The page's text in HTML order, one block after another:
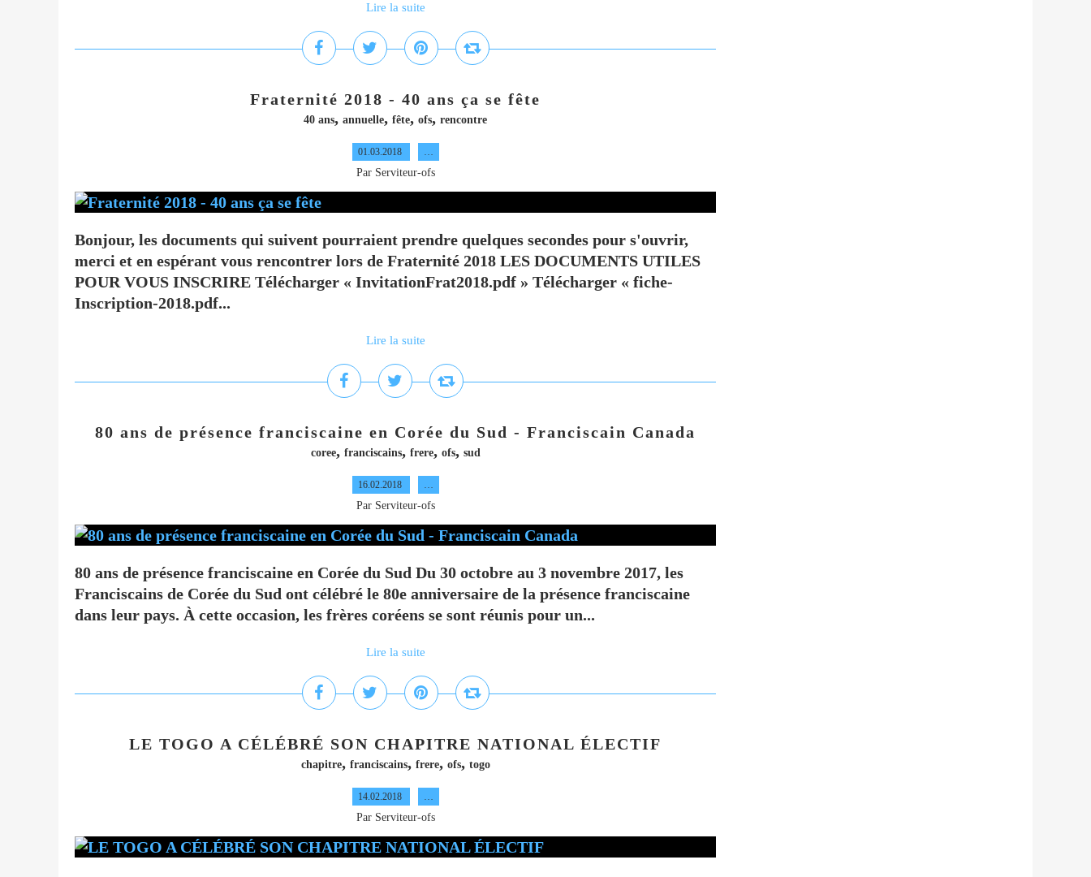
Lire la suite
Fraternité 2018 - 40 ans ça se fête
40 ans, annuelle, fête, ofs, rencontre
01.03.2018 …
Par Serviteur-ofs
Bonjour, les documents qui suivent pourraient prendre quelques secondes pour s'ouvrir,
merci et en espérant vous rencontrer lors de Fraternité 2018 LES DOCUMENTS UTILES
POUR VOUS INSCRIRE Télécharger « InvitationFrat2018.pdf » Télécharger « fiche-
Inscription-2018.pdf...
Lire la suite
80 ans de présence franciscaine en Corée du Sud - Franciscain Canada
coree, franciscains, frere, ofs, sud
16.02.2018 …
Par Serviteur-ofs
80 ans de présence franciscaine en Corée du Sud Du 30 octobre au 3 novembre 2017, les
Franciscains de Corée du Sud ont célébré le 80e anniversaire de la présence franciscaine
dans leur pays. À cette occasion, les frères coréens se sont réunis pour un...
Lire la suite
LE TOGO A CÉLÉBRÉ SON CHAPITRE NATIONAL ÉLECTIF
chapitre, franciscains, frere, ofs, togo
14.02.2018 …
Par Serviteur-ofs